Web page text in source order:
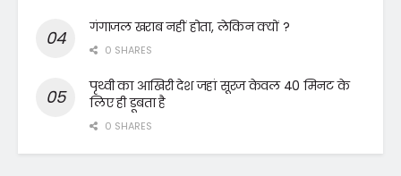
गंगाजल खराब नहीं होता, लेकिन क्यों ?
0 SHARES
पृथ्वी का आखिरी देश जहां सूरज केवल 40 मिनट के
लिए ही डूबता है
0 SHARES